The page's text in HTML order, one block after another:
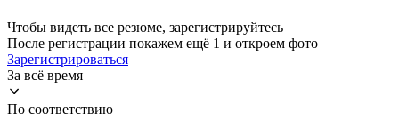
Чтобы видеть все резюме, зарегистрируйтесь
После регистрации покажем ещё 1 и откроем фото
Зарегистрироваться
За всё время
По соответствию